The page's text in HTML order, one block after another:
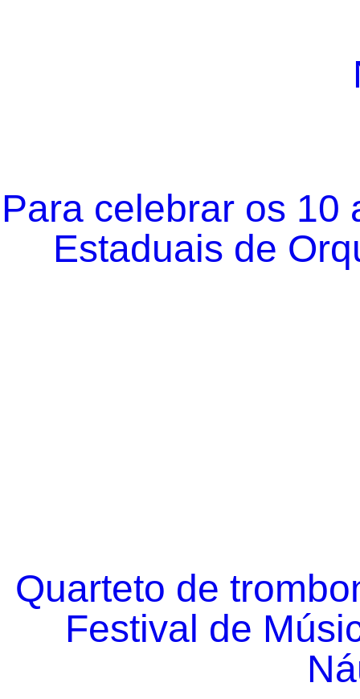
Para celebrar os 10
Estaduais de
Quarteto de
Festival de